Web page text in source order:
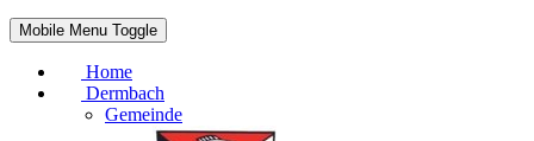
Mobile Menu Toggle
Home
Dermbach
Gemeinde